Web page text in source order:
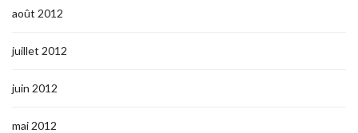
août 2012
juillet 2012
juin 2012
mai 2012